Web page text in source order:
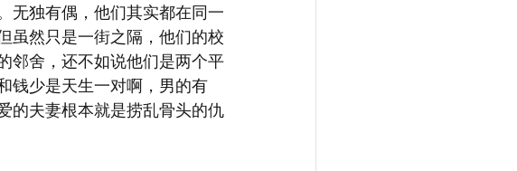
无独有偶，他们其实都在同一
虽然只是一街之隔，他们的校
邻舍，还不如说他们是两个平
钱少是天生一对啊，男的有
的夫妻根本就是捞乱骨头的仇